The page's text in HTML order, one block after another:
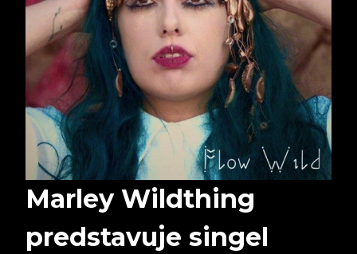
Marley Wildthing
predstavuje singel